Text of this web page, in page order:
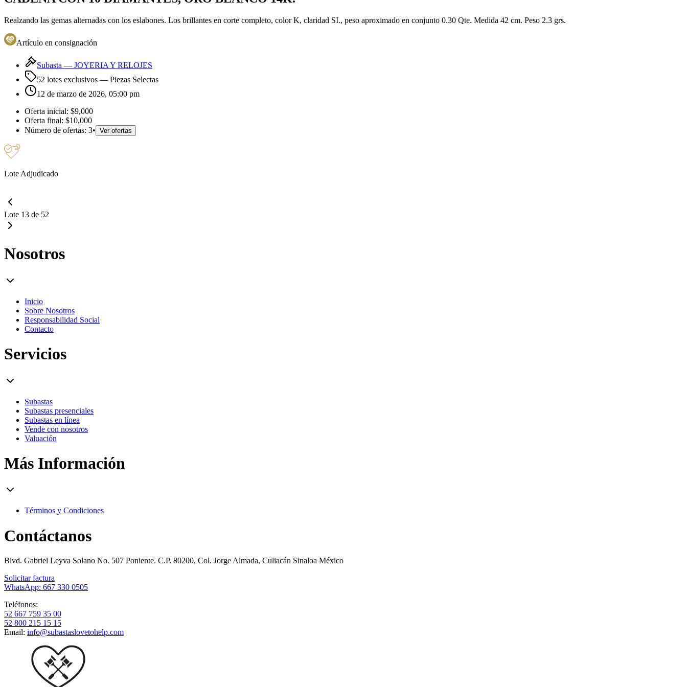
Realzando las gemas alternadas con los eslabones. Los brillantes en corte completo, color K, claridad SI., peso aproximado en conjunto 0.30 Qte. Medida 42 cm. Peso 2.3 grs.
Artículo en consignación
Subasta — JOYERIA Y RELOJES
52 lotes exclusivos — Piezas Selectas
12 de marzo de 2026, 05:00 pm
Oferta inicial: $9,000
Oferta final: $10,000
Número de ofertas: 3• Ver ofertas
Lote Adjudicado
Lote 13 de 52
Nosotros
Inicio
Sobre Nosotros
Responsabilidad Social
Contacto
Servicios
Subastas
Subastas presenciales
Subastas en línea
Vende con nosotros
Valuación
Más Información
Términos y Condiciones
Contáctanos
Blvd. Gabriel Leyva Solano No. 507 Poniente. C.P. 80200, Col. Jorge Almada, Culiacán Sinaloa México
Solicitar factura
WhatsApp: 667 330 0505
Teléfonos:
52 667 759 35 00
52 800 215 15 15
Email: info@subastaslovetohelp.com